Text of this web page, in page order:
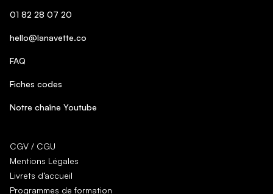
01 82 28 07 20
hello@lanavette.co
FAQ
Fiches codes
Notre chaîne Youtube
CGV / CGU
Mentions Légales
Livrets d’accueil
Programmes de formation